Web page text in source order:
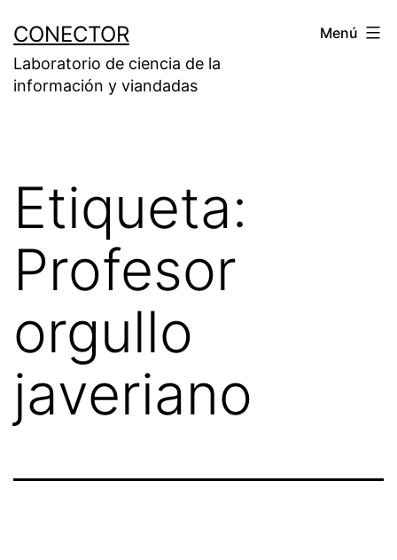
contenido
CONECTOR
Laboratorio de ciencia de la
información y viandadas
Menú
Etiqueta:
Profesor
orgullo
javeriano